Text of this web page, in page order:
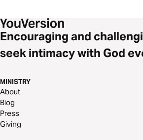
Encouraging and
seek intimacy with God
MINISTRY
About
Blog
Press
Giving